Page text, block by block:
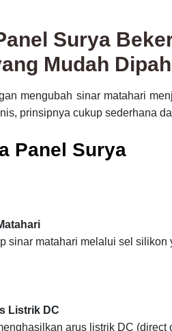
Surya
Mudah
mengubah sinar matahari
prinsipnya cukup sederhana
Panel Surya
sinar matahari melalui sel
Listrik DC
arus listrik DC (direct